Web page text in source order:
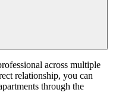
across multiple
relationship, you can
through the